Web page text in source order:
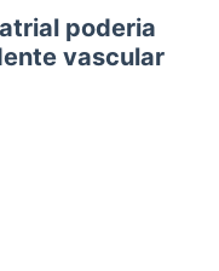
poderia
vascular